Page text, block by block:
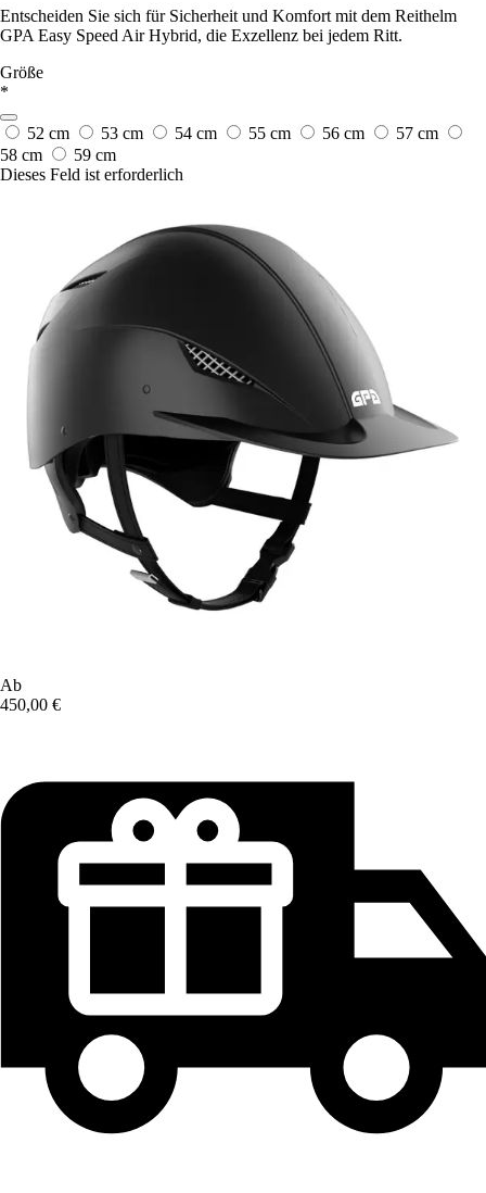
Entscheiden Sie sich für Sicherheit und Komfort mit dem Reithelm
GPA Easy Speed Air Hybrid, die Exzellenz bei jedem Ritt.
Größe
*
52 cm 53 cm 54 cm 55 cm 56 cm
57 cm
58 cm
59 cm
Dieses Feld ist erforderlich
Ab
450,00 €